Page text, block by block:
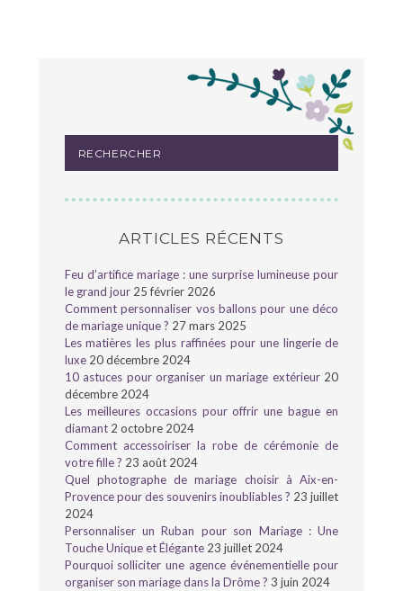
ARTICLES RÉCENTS
Feu d’artifice mariage : une surprise lumineuse pour
le grand jour 25 février 2026
Comment personnaliser vos ballons pour une déco
de mariage unique ? 27 mars 2025
Les matières les plus raffinées pour une lingerie de
luxe 20 décembre 2024
10 astuces pour organiser un mariage extérieur 20
décembre 2024
Les meilleures occasions pour offrir une bague en
diamant 2 octobre 2024
Comment accessoiriser la robe de cérémonie de
votre fille ? 23 août 2024
Quel photographe de mariage choisir à Aix-en-
Provence pour des souvenirs inoubliables ? 23 juillet
2024
Personnaliser un Ruban pour son Mariage : Une
Touche Unique et Élégante 23 juillet 2024
Pourquoi solliciter une agence événementielle pour
organiser son mariage dans la Drôme ? 3 juin 2024